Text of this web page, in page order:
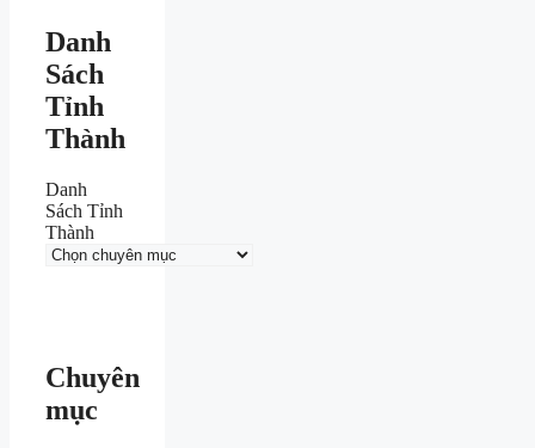
Danh
Sách
Tỉnh
Thành
Danh
Sách Tỉnh
Thành
Chuyên
mục